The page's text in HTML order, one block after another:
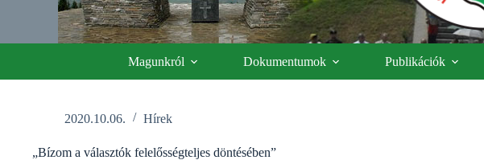
Magunkról Dokumentumok Publikációk
2020.10.06. Hírek
„Bízom a választók felelősség­teljes döntésében”